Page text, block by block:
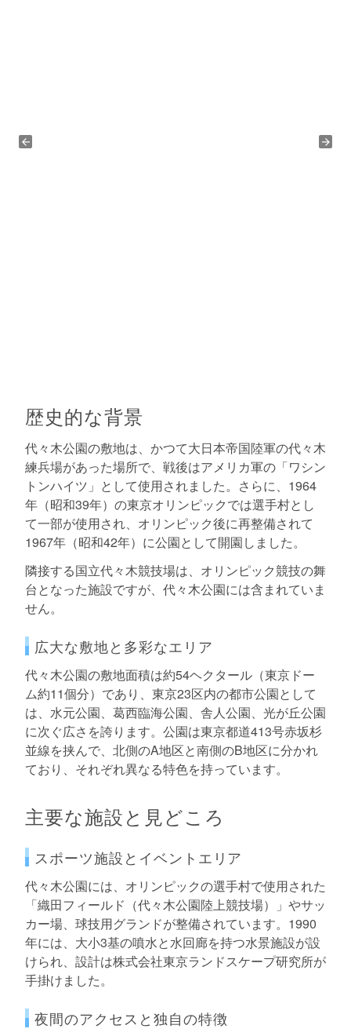
歴史的な背景
代々木公園の敷地は、かつて大日本帝国陸軍の代々木
練兵場があった場所で、戦後はアメリカ軍の「ワシン
トンハイツ」として使用されました。さらに、1964
年（昭和39年）の東京オリンピックでは選手村とし
て一部が使用され、オリンピック後に再整備されて
1967年（昭和42年）に公園として開園しました。
隣接する国立代々木競技場は、オリンピック競技の舞
台となった施設ですが、代々木公園には含まれていま
せん。
広大な敷地と多彩なエリア
代々木公園の敷地面積は約54ヘクタール（東京ドー
ム約11個分）であり、東京23区内の都市公園として
は、水元公園、葛西臨海公園、舎人公園、光が丘公園
に次ぐ広さを誇ります。公園は東京都道413号赤坂杉
並線を挟んで、北側のA地区と南側のB地区に分かれ
ており、それぞれ異なる特色を持っています。
主要な施設と見どころ
スポーツ施設とイベントエリア
代々木公園には、オリンピックの選手村で使用された
「織田フィールド（代々木公園陸上競技場）」やサッ
カー場、球技用グランドが整備されています。1990
年には、大小3基の噴水と水回廊を持つ水景施設が設
けられ、設計は株式会社東京ランドスケープ研究所が
手掛けました。
夜間のアクセスと独自の特徴